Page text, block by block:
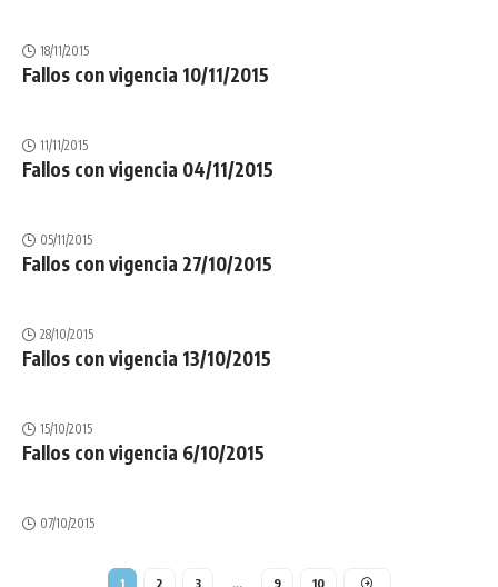
18/11/2015
Fallos con vigencia 10/11/2015
11/11/2015
Fallos con vigencia 04/11/2015
05/11/2015
Fallos con vigencia 27/10/2015
28/10/2015
Fallos con vigencia 13/10/2015
15/10/2015
Fallos con vigencia 6/10/2015
07/10/2015
1 2 3 … 9 10